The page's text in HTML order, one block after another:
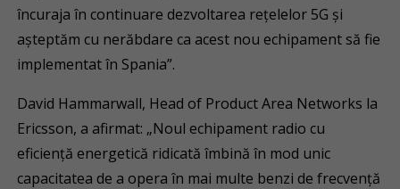
încuraja în continuare dezvoltarea rețelelor 5G și
așteptăm cu nerăbdare ca acest nou echipament să fie
implementat în Spania”.
David Hammarwall, Head of Product Area Networks la
Ericsson, a afirmat: „Noul echipament radio cu
eficiență energetică ridicată îmbină în mod unic
capacitatea de a opera în mai multe benzi de frecvență